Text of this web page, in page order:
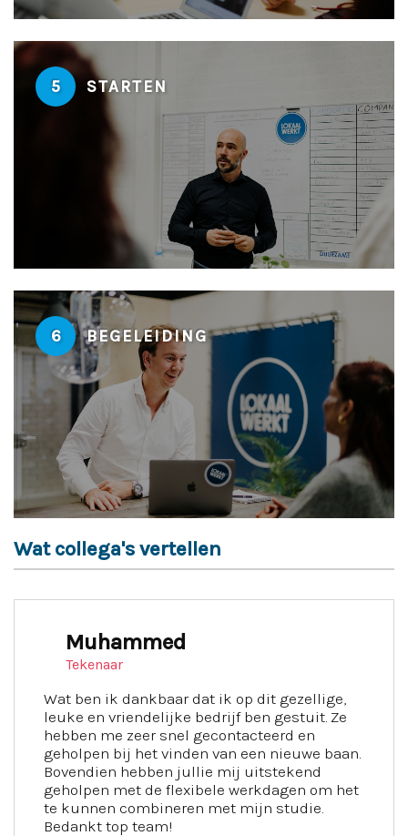
5 STARTEN
6 BEGELEIDING
Wat collega's vertellen
Muhammed
Tekenaar
Wat ben ik dankbaar dat ik op dit gezellige,
leuke en vriendelijke bedrijf ben gestuit. Ze
hebben me zeer snel gecontacteerd en
geholpen bij het vinden van een nieuwe baan.
Bovendien hebben jullie mij uitstekend
geholpen met de flexibele werkdagen om het
te kunnen combineren met mijn studie.
Bedankt top team!